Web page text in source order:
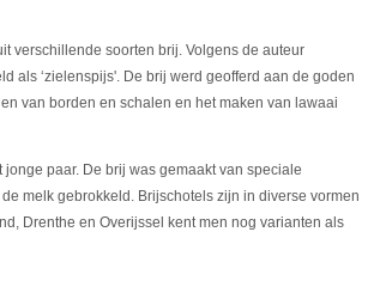
verschillende soorten brij. Volgens de auteur
als ‘zielenspijs'. De brij werd geofferd aan de goden
van borden en schalen en het maken van lawaai
paar. De brij was gemaakt van speciale
melk gebrokkeld. Brijschotels zijn in diverse vormen
Drenthe en Overijssel kent men nog varianten als